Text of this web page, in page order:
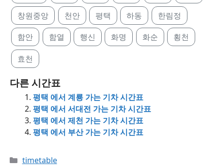
창원중앙 천안 평택 하동 한림정
함안 함열 행신 화명 화순 횡천
효천
다른 시간표
평택 에서 계룡 가는 기차 시간표
평택 에서 서대전 가는 기차 시간표
평택 에서 제천 가는 기차 시간표
평택 에서 부산 가는 기차 시간표
Categories
timetable